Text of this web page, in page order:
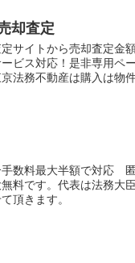
却査定
定サイトから売却査定金
ビス対応！是非専用ペ
法務不動産は購入は物件
手数料最大半額で対応
料です。代表は法務大
頂きます。